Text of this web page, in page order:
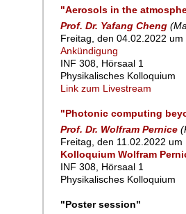
"Aerosols in the
Prof. Dr. Yafang Cheng
Freitag, den 04.02.2022
Ankündigung
INF 308, Hörsaal 1
Physikalisches Kolloquium
Link zum Livestream
"Photonic computing
Prof. Dr. Wolfram Pernice
Freitag, den 11.02.2022 um
Kolloquium Wolfram
INF 308, Hörsaal 1
Physikalisches Kolloquium
"Poster session"